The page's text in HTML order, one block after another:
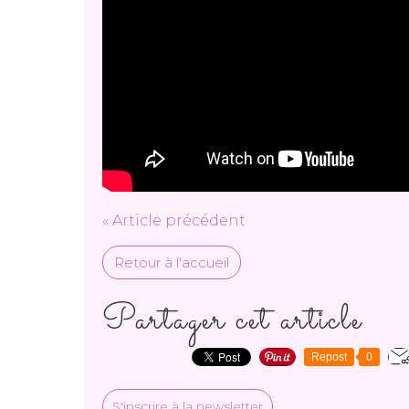
« Article précédent
Retour à l'accueil
Partager cet article
Repost 0